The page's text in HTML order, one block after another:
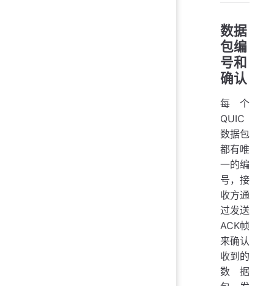
数据
包编
号和
确认
每个
QUIC
数据包
都有唯
一的编
号，接
收方通
过发送
ACK帧
来确认
收到的
数据